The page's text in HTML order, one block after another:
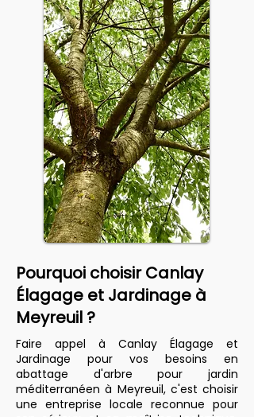
Pourquoi choisir Canlay
Élagage et Jardinage à
Meyreuil ?
Faire appel à Canlay Élagage et
Jardinage pour vos besoins en
abattage d'arbre pour jardin
méditerranéen à Meyreuil, c'est choisir
une entreprise locale reconnue pour